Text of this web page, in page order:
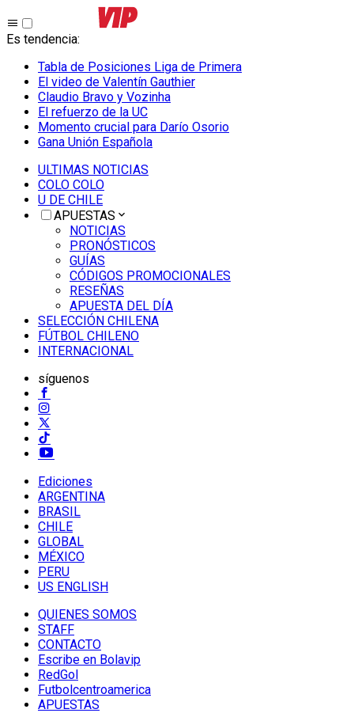
Es tendencia:
Tabla de Posiciones Liga de Primera
El video de Valentín Gauthier
Claudio Bravo y Vozinha
El refuerzo de la UC
Momento crucial para Darío Osorio
Gana Unión Española
ULTIMAS NOTICIAS
COLO COLO
U DE CHILE
APUESTAS
NOTICIAS
PRONÓSTICOS
GUÍAS
CÓDIGOS PROMOCIONALES
RESEÑAS
APUESTA DEL DÍA
SELECCIÓN CHILENA
FÚTBOL CHILENO
INTERNACIONAL
síguenos
Ediciones
ARGENTINA
BRASIL
CHILE
GLOBAL
MÉXICO
PERU
US ENGLISH
QUIENES SOMOS
STAFF
CONTACTO
Escribe en Bolavip
RedGol
Futbolcentroamerica
APUESTAS